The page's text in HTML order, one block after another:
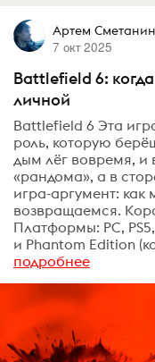
Артем Сметанин
7 окт 2025
Battlefield 6:
личной
Battlefield 6 Эта
роль, которую
дым лёг вовремя, и
«рандома», а в
игра-аргумент:
возвращаемся.
Платформы: PC,
и Phantom Edition
подробнее